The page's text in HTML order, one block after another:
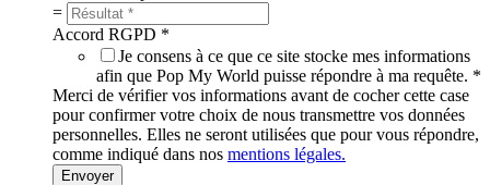
=
Accord RGPD *
Je consens à ce que ce site stocke mes informations
afin que Pop My World puisse répondre à ma requête. *
Merci de vérifier vos informations avant de cocher cette case
pour confirmer votre choix de nous transmettre vos données
personnelles. Elles ne seront utilisées que pour vous répondre,
comme indiqué dans nos mentions légales.
Envoyer